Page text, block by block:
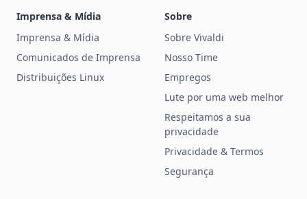
Imprensa & Mídia
Imprensa & Mídia
Comunicados de Imprensa
Distribuições Linux
Sobre
Sobre Vivaldi
Nosso Time
Empregos
Lute por uma web melhor
Respeitamos a sua
privacidade
Privacidade & Termos
Segurança